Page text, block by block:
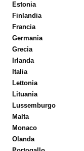
Estonia
Finlandia
Francia
Germania
Grecia
Irlanda
Italia
Lettonia
Lituania
Lussemburgo
Malta
Monaco
Olanda